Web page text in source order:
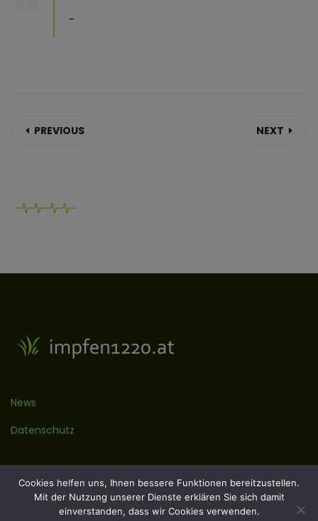
-
PREVIOUS NEXT
News
Datenschutz
Kontakt
Impressum
Cookies helfen uns, Ihnen bessere Funktionen bereitzustellen.
Mit der Nutzung unserer Dienste erklären Sie sich damit
einverstanden, dass wir Cookies verwenden.